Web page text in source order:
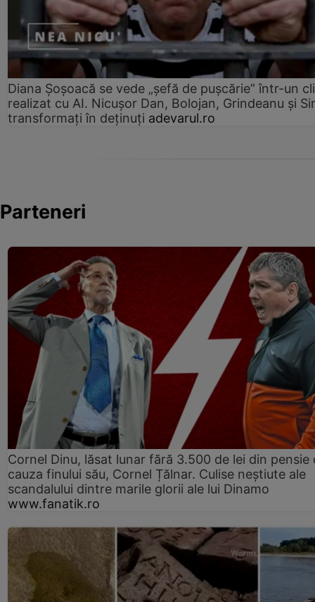
Diana Șoșoacă se vede „șefă de pușcărie” într-un
realizat cu AI. Nicușor Dan, Bolojan, Grindeanu și
transformați în deținuți adevarul.ro
Parteneri
Cornel Dinu, lăsat lunar fără 3.500 de lei din pensie
cauza finului său, Cornel Țălnar. Culise neștiute ale
scandalului dintre marile glorii ale lui Dinamo
www.fanatik.ro